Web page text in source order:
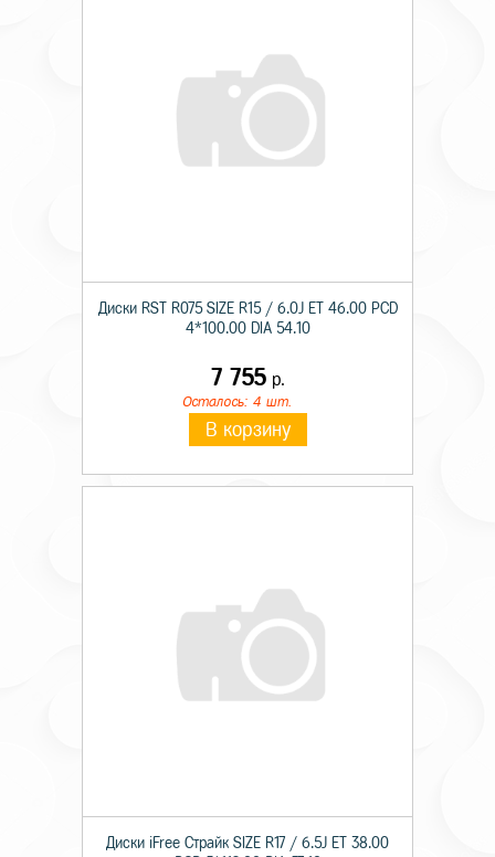
Диски RST R075 SIZE R15 / 6.0J ET 46.00 PCD
4*100.00 DIA 54.10
7 755р.
Осталось: 4 шт.
В корзину
Диски iFree Страйк SIZE R17 / 6.5J ET 38.00